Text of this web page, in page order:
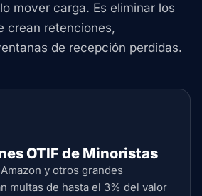
mover carga. Es eliminar los
crean retenciones,
de recepción perdidas.
OTIF de Minoristas
y otros grandes
multas de hasta el 3% del valor